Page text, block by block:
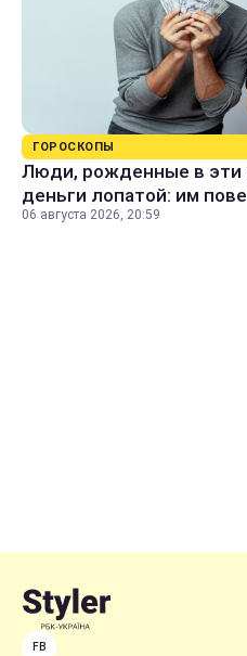
ГОРОСКОПЫ
Люди, рожденные в эти
деньги лопатой: им
06 августа 2026, 20:59
FB